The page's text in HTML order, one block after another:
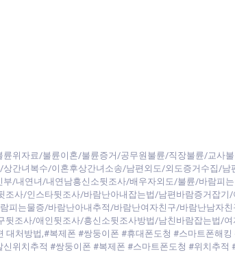
위자료/불륜이혼/불륜증거/공무원불륜/직장불륜/교사
간녀복수/이혼후상간녀소송/남편외도/외도증거수집/남
/내연녀/내연남흥신소뒷조사/배우자외도/불륜/바람피
사/인스타뒷조사/바람난아내잡는법/남편바람증거잡기
는물증/바람난아내추적/바람난여자친구/바람난남자
조사/애인뒷조사/흥신소뒷조사방법/남친바람잡는법/
처방법,#복제폰 #쌍둥이폰 #휴대폰도청 #스마트폰해
위치추적 #쌍둥이폰 #복제폰 #스마트폰도청 #위치추적